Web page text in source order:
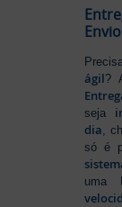
ágil?
seja
dia ,
só é
uma